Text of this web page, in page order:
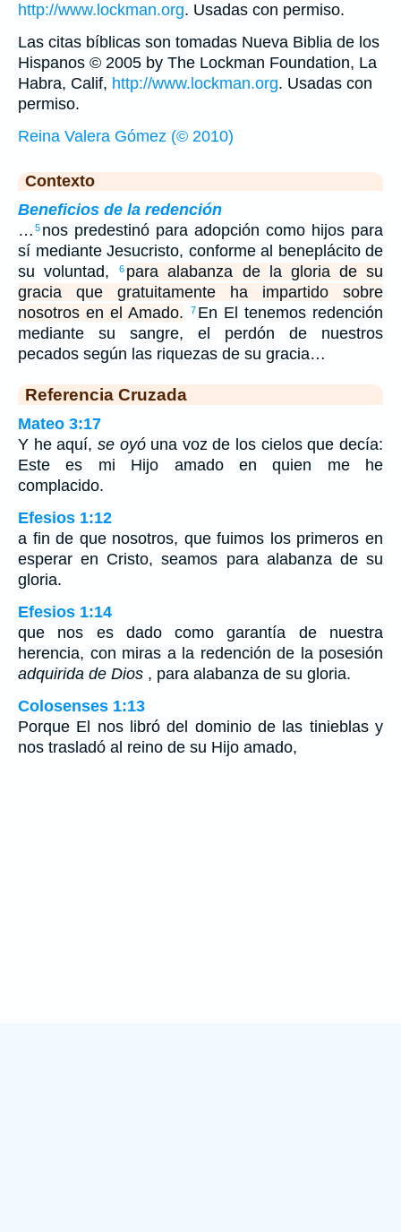
http://www.lockman.org. Usadas con permiso.
Las citas bíblicas son tomadas Nueva Biblia de los
Hispanos © 2005 by The Lockman Foundation, La
Habra, Calif, http://www.lockman.org. Usadas con
permiso.
Reina Valera Gómez (© 2010)
Contexto
Beneficios de la redención
… 5 nos predestinó para adopción como hijos para
sí mediante Jesucristo, conforme al beneplácito de
su voluntad,
6 para alabanza de la gloria de su
gracia que gratuitamente ha impartido sobre
nosotros en el Amado.
7 En El tenemos redención
mediante su sangre, el perdón de nuestros
pecados según las riquezas de su gracia…
Referencia Cruzada
Mateo 3:17
Y he aquí, se oyóuna voz de los cielos que decía:
Este es mi Hijo amado en quien me he
complacido.
Efesios 1:12
a fin de que nosotros, que fuimos los primeros en
esperar en Cristo, seamos para alabanza de su
gloria.
Efesios 1:14
que nos es dado como garantía de nuestra
herencia, con miras a la redención de la posesión
adquirida de Dios , para alabanza de su gloria.
Colosenses 1:13
Porque El nos libró del dominio de las tinieblas y
nos trasladó al reino de su Hijo amado,